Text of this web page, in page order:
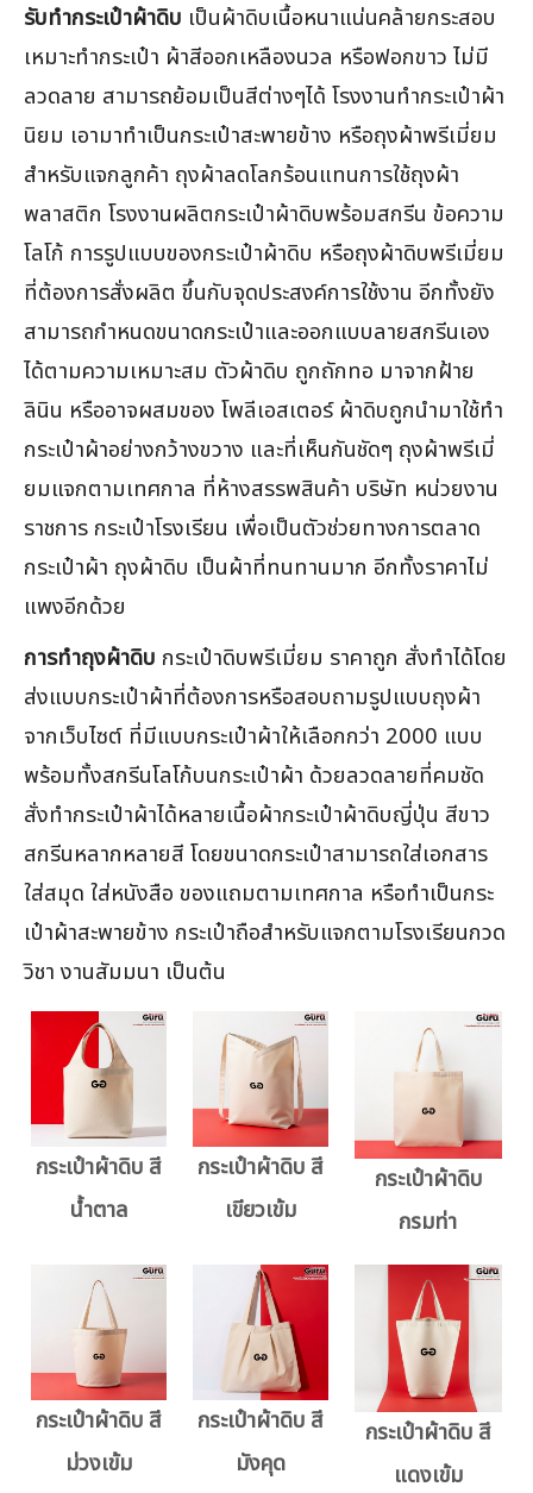
รับทำกระเป๋าผ้าดิบ เป็นผ้าดิบเนื้อหนาแน่นคล้ายกระสอบ
เหมาะทำกระเป๋า ผ้าสีออกเหลืองนวล หรือฟอกขาว ไม่มี
ลวดลาย สามารถย้อมเป็นสีต่างๆได้ โรงงานทำกระเป๋าผ้า
นิยม เอามาทำเป็นกระเป๋าสะพายข้าง หรือถุงผ้าพรีเมี่ยม
สำหรับแจกลูกค้า ถุงผ้าลดโลกร้อนแทนการใช้ถุงผ้า
พลาสติก โรงงานผลิตกระเป๋าผ้าดิบพร้อมสกรีน ข้อความ
โลโก้ การรูปแบบของกระเป๋าผ้าดิบ หรือถุงผ้าดิบพรีเมี่ยม
ที่ต้องการสั่งผลิต ขึ้นกับจุดประสงค์การใช้งาน อีกทั้งยัง
สามารถกำหนดขนาดกระเป๋าและออกแบบลายสกรีนเอง
ได้ตามความเหมาะสม ตัวผ้าดิบ ถูกถักทอ มาจากฝ้าย
ลินิน หรืออาจผสมของ โพลีเอสเตอร์ ผ้าดิบถูกนำมาใช้ทำ
กระเป๋าผ้าอย่างกว้างขวาง และที่เห็นกันชัดๆ ถุงผ้าพรีเมี่
ยมแจกตามเทศกาล ที่ห้างสรรพสินค้า บริษัท หน่วยงาน
ราชการ กระเป๋าโรงเรียน เพื่อเป็นตัวช่วยทางการตลาด
กระเป๋าผ้า ถุงผ้าดิบ เป็นผ้าที่ทนทานมาก อีกทั้งราคาไม่
แพงอีกด้วย
การทำถุงผ้าดิบ กระเป๋าดิบพรีเมี่ยม ราคาถูก สั่งทำได้โดย
ส่งแบบกระเป๋าผ้าที่ต้องการหรือสอบถามรูปแบบถุงผ้า
จากเว็บไซต์ ที่มีแบบกระเป๋าผ้าให้เลือกกว่า 2000 แบบ
พร้อมทั้งสกรีนโลโก้บนกระเป๋าผ้า ด้วยลวดลายที่คมชัด
สั่งทำกระเป๋าผ้าได้หลายเนื้อผ้ากระเป๋าผ้าดิบญี่ปุ่น สีขาว
สกรีนหลากหลายสี โดยขนาดกระเป๋าสามารถใส่เอกสาร
ใส่สมุด ใส่หนังสือ ของแถมตามเทศกาล หรือทำเป็นกระ
เป๋าผ้าสะพายข้าง กระเป๋าถือสำหรับแจกตามโรงเรียนกวด
วิชา งานสัมมนา เป็นต้น
กระเป๋าผ้าดิบ สี
น้ำตาล
กระเป๋าผ้าดิบ สี
เขียวเข้ม
กระเป๋าผ้าดิบ
กรมท่า
กระเป๋าผ้าดิบ สี
ม่วงเข้ม
กระเป๋าผ้าดิบ สี
มังคุด
กระเป๋าผ้าดิบ สี
แดงเข้ม